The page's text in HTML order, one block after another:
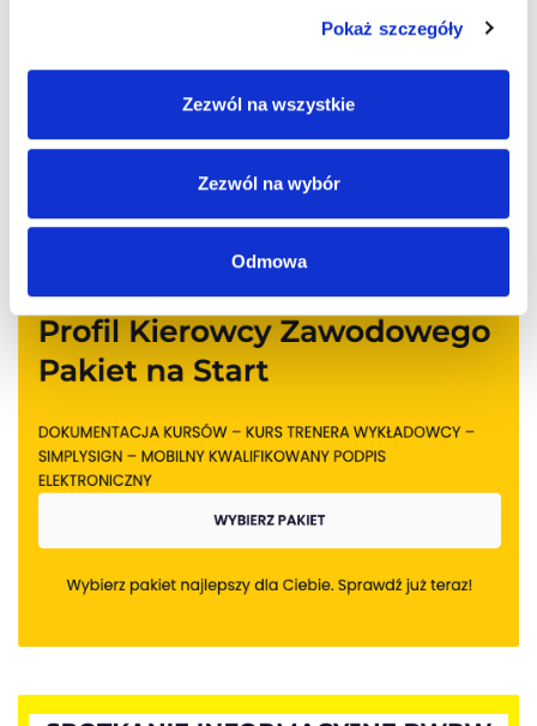
Pokaż szczegóły
Zezwól na wszystkie
Zezwól na wybór
Odmowa